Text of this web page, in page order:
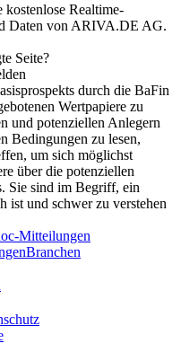
kostenlose Realtime-
Daten von ARIVA.DE AG.
Seite?
durch die BaFin
Wertpapiere zu
und potenziellen Anlegern
Bedingungen zu lesen,
um sich möglichst
über die potenziellen
Sie sind im Begriff, ein
ist und schwer zu verstehen
Mitteilungen
Branchen